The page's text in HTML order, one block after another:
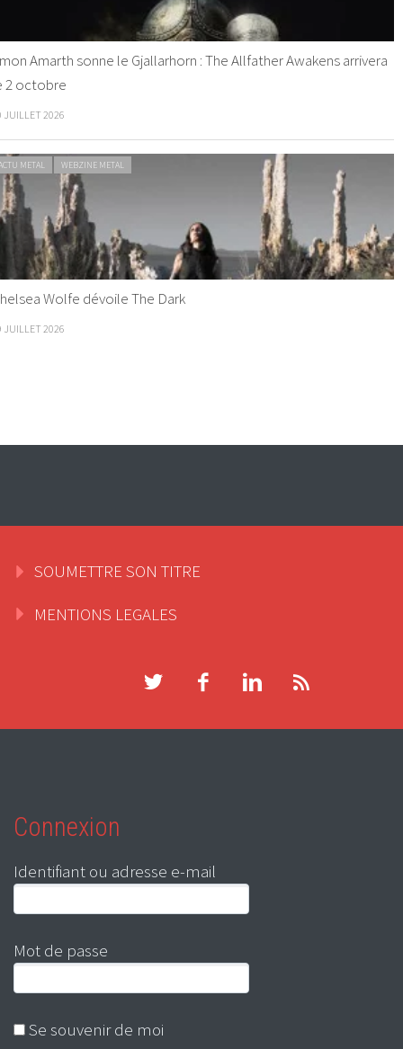
Amarth sonne le Gjallarhorn : The Allfather Awakens arrivera
2 octobre
JUILLET 2026
METAL WEBZINE METAL
Wolfe dévoile The Dark
JUILLET 2026
SOUMETTRE SON TITRE
MENTIONS LEGALES
Connexion
Identifiant ou adresse e-mail
Mot de passe
Se souvenir de moi